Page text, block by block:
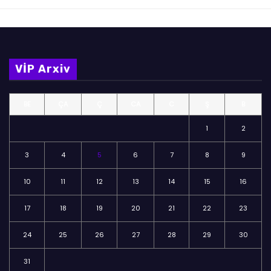
VİP Arxiv
1 2
3 4 5 6 7 8 9
10 11 12 13 14 15 16
17 18 19 20 21 22 23
24 25 26 27 28 29 30
31